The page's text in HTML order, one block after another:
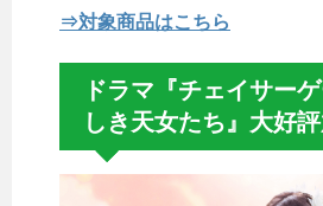
⇒対象商品はこちら
ドラマ『チェイサー
しき天女たち』大好